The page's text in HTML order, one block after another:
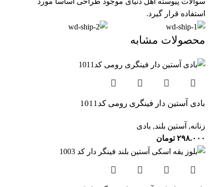
استفاده قرار گیرد.
محصولات مشابه
بادی آستین دار فینگری رومی کد1011
زنانه, آستین بلند, بادی
۲۹۸.۰۰۰ تومان